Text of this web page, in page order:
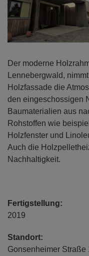
Der moderne
Lennebergwald,
Holzfassade die
den eingeschossigen
Baumaterialien aus
Rohstoffen wie
Holzfenster und
Auch die
Nachhaltigkeit.
Fertigstellung:
2019
Standort:
Gonsenheimer Straße